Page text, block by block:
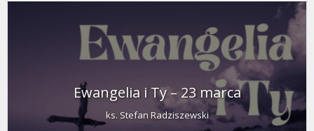
Ewangelia i Ty – 23 marca
ks. Stefan Radziszewski